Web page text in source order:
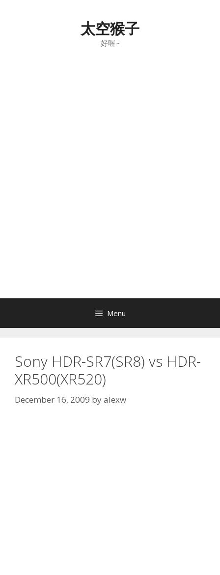
太空猴子
好喔~
Menu
Sony HDR-SR7(SR8) vs HDR-
XR500(XR520)
December 16, 2009 byalexw